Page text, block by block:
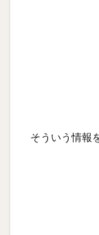
そういう情報